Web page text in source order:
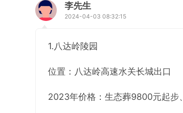
李先生
2024-04-03 08:32:15
1.八达岭陵园
位置：八达岭高速水关长城出口
2023年价格：生态葬9800元起步